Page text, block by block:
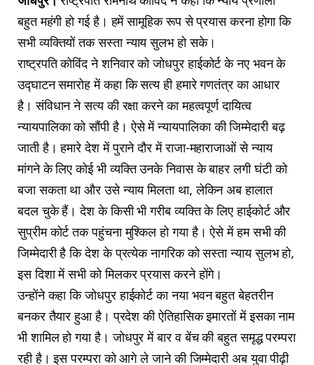
बहुत महंगी हो गई है। हमें सामूहिक रूप से प्रयास करना होगा कि
सभी व्यक्तियों तक सस्ता न्याय सुलभ हो सके।
राष्ट्रपति कोविंद ने शनिवार को जोधपुर हाईकोर्ट के नए भवन के
उद्घाटन समारोह में कहा कि सत्य ही हमारे गणतंत्र का आधार
है। संविधान ने सत्य की रक्षा करने का महत्वपूर्ण दायित्व
न्यायपालिका को सौंपी है। ऐसे में न्यायपालिका की जिम्मेदारी बढ़
जाती है। हमारे देश में पुराने दौर में राजा-महाराजाओं से न्याय
मांगने के लिए कोई भी व्यक्ति उनके निवास के बाहर लगी घंटी को
बजा सकता था और उसे न्याय मिलता था, लेकिन अब हालात
बदल चुके हैं। देश के किसी भी गरीब व्यक्ति के लिए हाईकोर्ट और
सुप्रीम कोर्ट तक पहुंचना मुश्किल हो गया है। ऐसे में हम सभी की
जिम्मेदारी है कि देश के प्रत्येक नागरिक को सस्ता न्याय सुलभ हो,
इस दिशा में सभी को मिलकर प्रयास करने होंगे।
उन्होंने कहा कि जोधपुर हाईकोर्ट का नया भवन बहुत बेहतरीन
बनकर तैयार हुआ है। प्रदेश की ऐतिहासिक इमारतों में इसका नाम
भी शामिल हो गया है। जोधपुर में बार व बेंच की बहुत समृद्ध परम्परा
रही है। इस परम्परा को आगे ले जाने की जिम्मेदारी अब युवा पीढ़ी